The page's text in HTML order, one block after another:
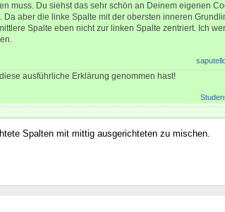
muss. Du siehst das sehr schön an Deinem eigenen
aber die linke Spalte mit der obersten inneren
Spalte eben nicht zur linken Spalte zentriert. Ich
ausführliche Erklärung genommen hast!
Spalten mit mittig ausgerichteten zu mischen.